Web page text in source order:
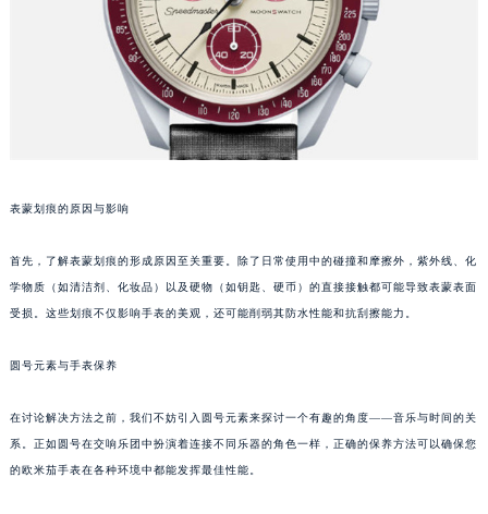
表蒙划痕的原因与影响
首先，了解表蒙划痕的形成原因至关重要。除了日常使用中的碰撞和摩擦外，紫外线、化
学物质（如清洁剂、化妆品）以及硬物（如钥匙、硬币）的直接接触都可能导致表蒙表面
受损。这些划痕不仅影响手表的美观，还可能削弱其防水性能和抗刮擦能力。
圆号元素与手表保养
在讨论解决方法之前，我们不妨引入圆号元素来探讨一个有趣的角度——音乐与时间的关
系。正如圆号在交响乐团中扮演着连接不同乐器的角色一样，正确的保养方法可以确保您
的欧米茄手表在各种环境中都能发挥最佳性能。